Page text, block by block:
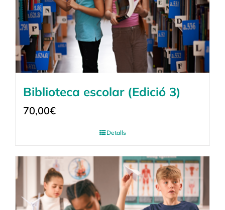
Biblioteca escolar (Edició 3)
70,00€
Detalls